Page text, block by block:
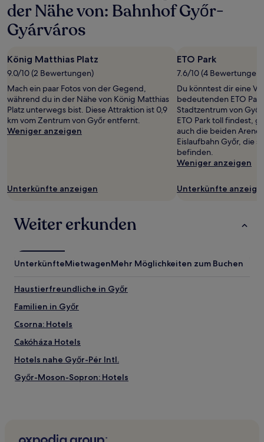
der Nähe von: Bahnhof Győr-
Gyárváros
König Matthias Platz
9.0/10 (2 Bewertungen)
Mach ein paar Fotos von der Gegend,
während du in der Nähe von König Matthias
Platz unterwegs bist. Diese Attraktion ist 0,9
km vom Zentrum von Győr entfernt.
Weniger anzeigen
Unterkünfte anzeigen
ETO Park
7.6/10 (4 Bewertungen)
Du könntest dir eine
bedeutenden ETO
Stadtzentrum von
ETO Park toll findest,
auch die beiden
Eislaufbahn Győr, die
befinden.
Weniger anzeigen
Unterkünfte
Weiter erkunden
UnterkünfteMietwagenMehr Möglichkeiten zum Buchen
Haustierfreundliche in Győr
Familien in Győr
Csorna: Hotels
Cakóháza Hotels
Hotels nahe Győr-Pér Intl.
Győr-Moson-Sopron: Hotels